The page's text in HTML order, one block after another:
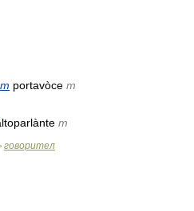
portavòce m
m
говорител